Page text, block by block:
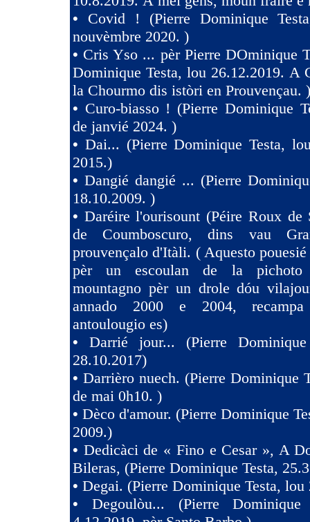
• Covid ! (Pierre Dominique
nouvèmbre 2020. )
• Cris Yso ... pèr Pierre DOminique
Dominique Testa, lou 26.12.2019. A
la Chourmo dis istòri en Prouvençau. )
• Curo-biasso ! (Pierre Dominique
de janvié 2024. )
• Dai... (Pierre Dominique Testa,
2015.)
• Dangié dangié ... (Pierre
18.10.2009. )
• Daréire l'ourisount (Péire Roux de
de Coumboscuro, dins vau
prouvençalo d'Itàli. ( Aquesto
pèr un escoulan de la pichoto
mountagno pèr un drole dóu
annado 2000 e 2004,
antoulougio es)
• Darrié jour... (Pierre
28.10.2017)
• Darrièro nuech. (Pierre Dominique
de mai 0h10. )
• Dèco d'amour. (Pierre Dominique
2009.)
• Dedicàci de « Fino e Cesar », A
Bileras, (Pierre Dominique Testa,
• Degai. (Pierre Dominique Testa, lou
• Degoulòu... (Pierre